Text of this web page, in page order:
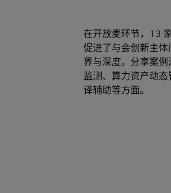
在开放麦环节，13
促进了与会创新主
界与深度。分享案
监测、算力资产动
译辅助等方面。